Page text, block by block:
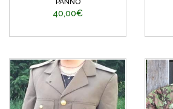
PANNO
40,00€